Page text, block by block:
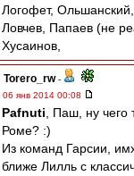
Логофет,
Ловчев, Папаев (не
Хусаинов,
Torero_rw-
06 янв 2014 00:08
Pafnuti , Паш, ну чего
Роме? :)
Из команд Гарсии,
ближе Лилль с